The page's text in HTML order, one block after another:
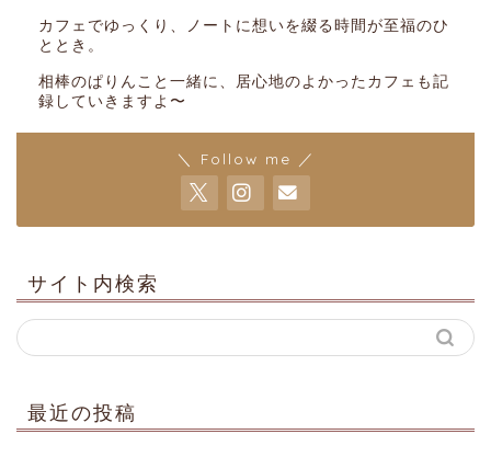
カフェでゆっくり、ノートに想いを綴る時間が至福のひ
ととき。
相棒のぱりんこと一緒に、居心地のよかったカフェも記
録していきますよ〜
＼ Follow me ／
サイト内検索
最近の投稿